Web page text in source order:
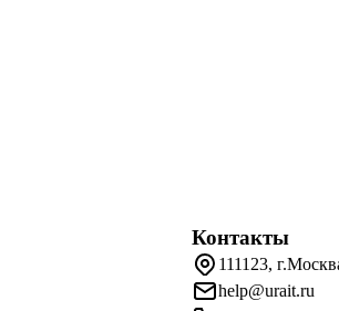
Контакты
111123,
help@urait.ru